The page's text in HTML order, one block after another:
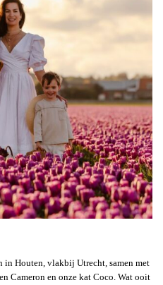
in Houten, vlakbij Utrecht, samen met
Cameron en onze kat Coco. Wat ooit